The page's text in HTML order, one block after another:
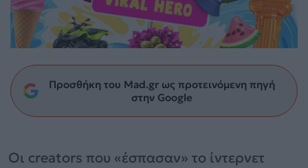
Προσθήκη του Mad.gr ως προτεινόμενη πηγή
στην Google
Οι creators που «έσπασαν» το ίντερνετ